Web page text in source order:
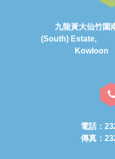
九龍黃大仙竹
(South)
電話：
傳真：